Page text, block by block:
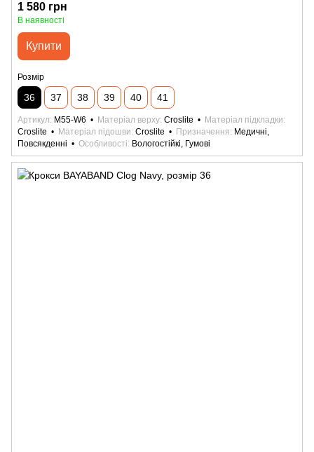
1 580 грн
В наявності
Купити
Розмір
36 37 38 39 40 41
Артикул M55-W6 Матеріал верху Croslite
Матеріал підкладки
Croslite
Матеріал підошви Croslite Призначення
Медичні,
Повсякденні
Особливості Вологостійкі, Гумові